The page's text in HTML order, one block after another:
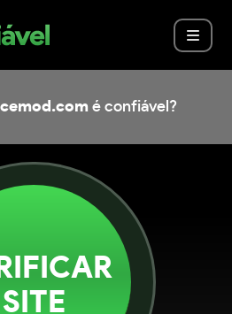
é confiável?
SITE